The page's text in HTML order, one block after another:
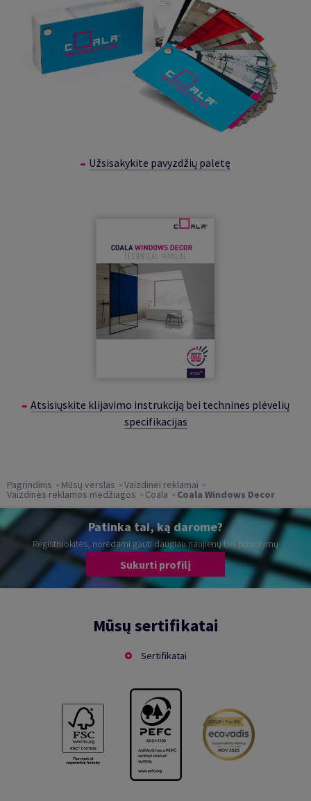
Užsisakykite pavyzdžių paletę
Atsisiųskite klijavimo instrukciją bei technines plėvelių
specifikacijas
Pagrindinis Mūsų verslas Vaizdinei reklamai
Vaizdinės reklamos medžiagos Coala Coala Windows Decor
Patinka tai, ką darome?
Registruokitės, norėdami gauti daugiau naujienų bei pasiūlymų
Sukurti profilį
Mūsų sertifikatai
Sertifikatai